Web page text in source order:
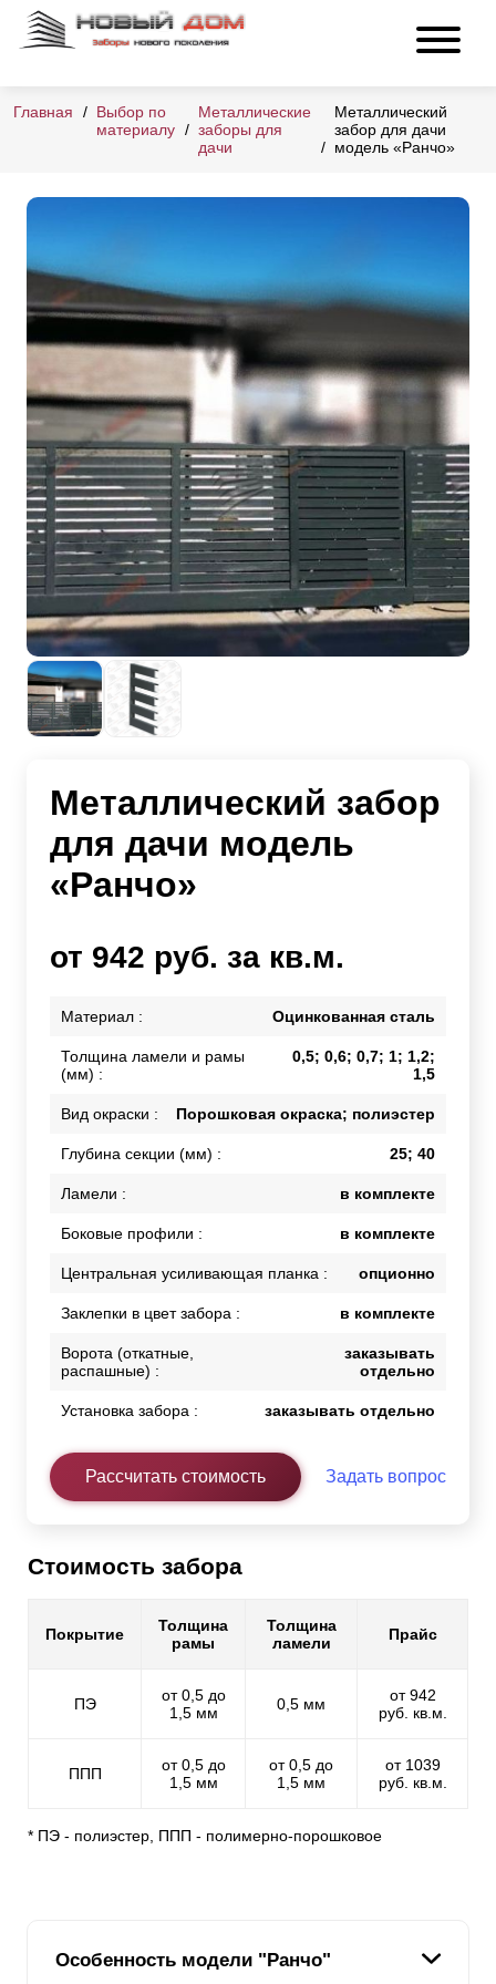
Главная
Выбор по
материалу
Металлические
заборы для
дачи
Металлический
забор для дачи
модель «Ранчо»
Металлический забор
для дачи модель
«Ранчо»
от 942 руб. за кв.м.
Материал : Оцинкованная сталь
Толщина ламели и рамы
(мм) :
0,5; 0,6; 0,7; 1; 1,2;
1,5
Вид окраски : Порошковая окраска; полиэстер
Глубина секции (мм) : 25; 40
Ламели : в комплекте
Боковые профили : в комплекте
Центральная усиливающая планка : опционно
Заклепки в цвет забора : в комплекте
Ворота (откатные,
распашные) :
заказывать
отдельно
Установка забора : заказывать отдельно
Рассчитать стоимость Задать вопрос
Стоимость забора
Покрытие
Толщина
рамы
Толщина
ламели
Прайс
ПЭ
от 0,5 до
1,5 мм
0,5 мм
от 942
руб. кв.м.
ППП
от 0,5 до
1,5 мм
от 0,5 до
1,5 мм
от 1039
руб. кв.м.
* ПЭ - полиэстер, ППП - полимерно-порошковое
Особенность модели "Ранчо"